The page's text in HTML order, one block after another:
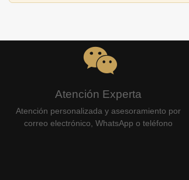
Atención Experta
Atención personalizada y asesoramiento por
correo electrónico, WhatsApp o teléfono